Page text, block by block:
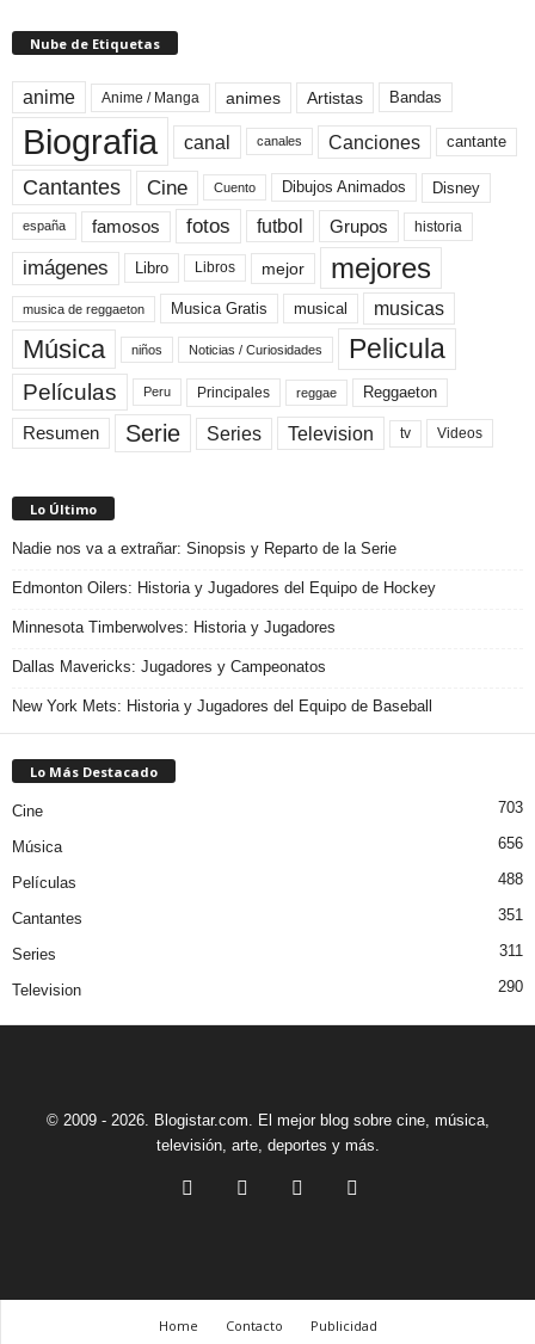
Nube de Etiquetas
anime Anime / Manga animes Artistas Bandas
Biografia canal canales Canciones cantante
Cantantes Cine Cuento Dibujos Animados Disney
españa famosos fotos futbol Grupos historia
imágenes Libro Libros mejor mejores
musica de reggaeton Musica Gratis musical musicas
Música niños Noticias / Curiosidades Pelicula
Películas Peru Principales reggae Reggaeton
Resumen Serie Series Television tv Videos
Lo Último
Nadie nos va a extrañar: Sinopsis y Reparto de la Serie
Edmonton Oilers: Historia y Jugadores del Equipo de Hockey
Minnesota Timberwolves: Historia y Jugadores
Dallas Mavericks: Jugadores y Campeonatos
New York Mets: Historia y Jugadores del Equipo de Baseball
Lo Más Destacado
Cine 703
Música 656
Películas 488
Cantantes 351
Series 311
Television 290
© 2009 - 2026. Blogistar.com. El mejor blog sobre cine, música,
televisión, arte, deportes y más.
Home Contacto Publicidad